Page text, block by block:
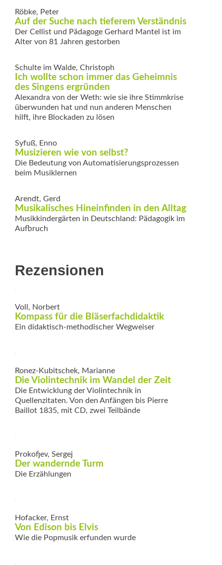
Röbke, Peter
Auf der Suche nach tieferem Verständnis
Der Cellist und Pädagoge Gerhard Mantel ist im
Alter von 81 Jahren gestorben
Schulte im Walde, Christoph
Ich wollte schon immer das Geheimnis
des Singens ergründen
Alexandra von der Weth: wie sie ihre Stimmkrise
überwunden hat und nun ­anderen Menschen
hilft, ihre Blockaden zu lösen
Syfuß, Enno
Musizieren wie von selbst?
Die Bedeutung von Automatisierungs­prozessen
beim Musiklernen
Arendt, Gerd
Musikalisches Hineinfinden in den Alltag
Musikkindergärten in Deutschland: Pädagogik im
Aufbruch
Rezensionen
Voll, Norbert
Kompass für die Bläserfachdidaktik
Ein didaktisch-methodischer Wegweiser
Ronez-Kubitschek, Marianne
Die Violintechnik im Wandel der Zeit
Die Entwicklung der Violintechnik in
Quellenzitaten. Von den Anfängen bis Pierre
Baillot 1835, mit CD, zwei Teilbände
Prokofjev, Sergej
Der wandernde Turm
Die Erzählungen
Hofacker, Ernst
Von Edison bis Elvis
Wie die Popmusik erfunden wurde